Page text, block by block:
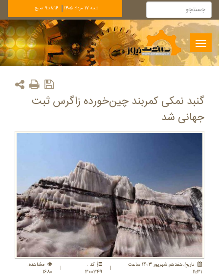
شنبه 17 مرداد 1405 9:08:16 صبح
Toggle
navigation
گنبد نمکی کمربند چین‌خورده زاگرس ثبت
جهانی شد
تاريخ:هفدهم شهريور 1403 ساعت
11:31
|
کد :
300349
|
مشاهده:
1680